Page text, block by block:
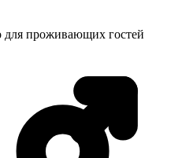
для проживающих гостей